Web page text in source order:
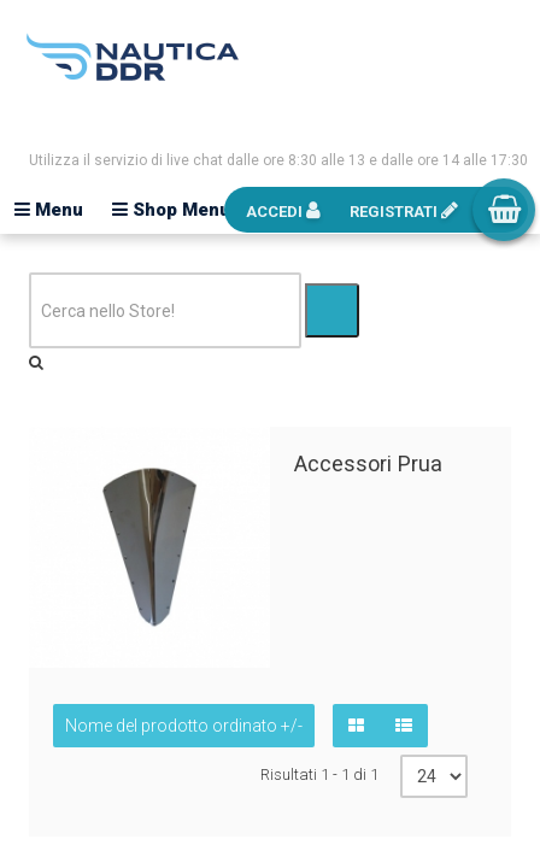
Utilizza il servizio di live chat dalle ore 8:30 alle 13 e dalle ore 14 alle 17:30
Shop Menu
Menu ACCEDI REGISTRATI
Accessori Prua
Nome del prodotto ordinato +/-
Risultati 1 - 1 di 1